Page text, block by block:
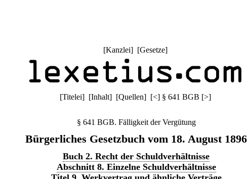
[Kanzlei] [Gesetze]
[Titelei] [Inhalt] [Quellen] [<] § 641 BGB [>]
§ 641 BGB. Fälligkeit der Vergütung
Bürgerliches Gesetzbuch vom 18. August 1896
Buch 2. Recht der Schuldverhältnisse
Abschnitt 8. Einzelne Schuldverhältnisse